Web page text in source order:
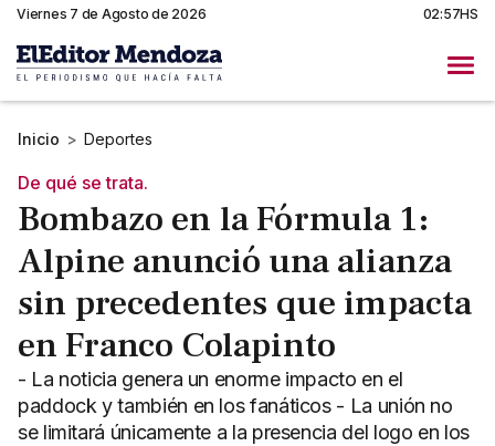
Viernes 7 de Agosto de 2026 02:57HS
Inicio > Deportes
De qué se trata.
Bombazo en la Fórmula 1:
Alpine anunció una alianza
sin precedentes que impacta
en Franco Colapinto
- La noticia genera un enorme impacto en el
paddock y también en los fanáticos - La unión no
se limitará únicamente a la presencia del logo en los